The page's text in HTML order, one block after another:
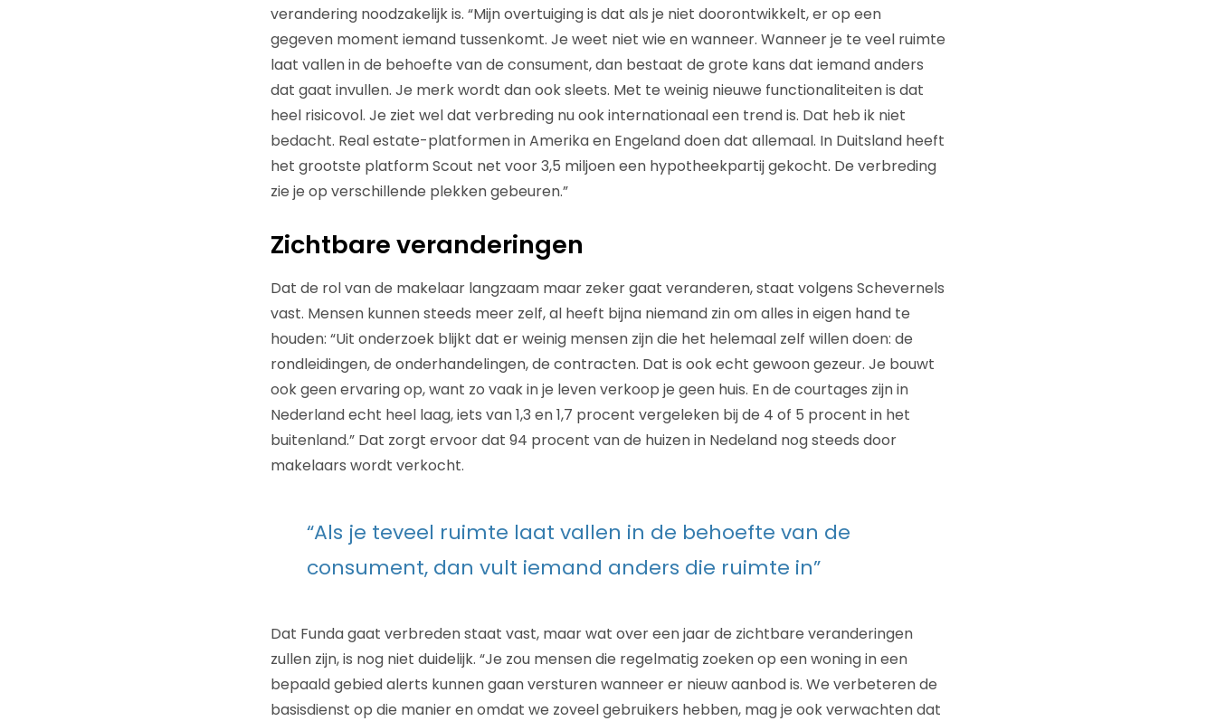
verandering noodzakelijk is. “Mijn overtuiging is dat als je niet doorontwikkelt, er op een
gegeven moment iemand tussenkomt. Je weet niet wie en wanneer. Wanneer je te veel ruimte
laat vallen in de behoefte van de consument, dan bestaat de grote kans dat iemand anders
dat gaat invullen. Je merk wordt dan ook sleets. Met te weinig nieuwe functionaliteiten is dat
heel risicovol. Je ziet wel dat verbreding nu ook internationaal een trend is. Dat heb ik niet
bedacht. Real estate-platformen in Amerika en Engeland doen dat allemaal. In Duitsland heeft
het grootste platform Scout net voor 3,5 miljoen een hypotheekpartij gekocht. De verbreding
zie je op verschillende plekken gebeuren.”
Zichtbare veranderingen
Dat de rol van de makelaar langzaam maar zeker gaat veranderen, staat volgens Schevernels
vast. Mensen kunnen steeds meer zelf, al heeft bijna niemand zin om alles in eigen hand te
houden: “Uit onderzoek blijkt dat er weinig mensen zijn die het helemaal zelf willen doen: de
rondleidingen, de onderhandelingen, de contracten. Dat is ook echt gewoon gezeur. Je bouwt
ook geen ervaring op, want zo vaak in je leven verkoop je geen huis. En de courtages zijn in
Nederland echt heel laag, iets van 1,3 en 1,7 procent vergeleken bij de 4 of 5 procent in het
buitenland.” Dat zorgt ervoor dat 94 procent van de huizen in Nedeland nog steeds door
makelaars wordt verkocht.
“Als je teveel ruimte laat vallen in de behoefte van de
consument, dan vult iemand anders die ruimte in”
Dat Funda gaat verbreden staat vast, maar wat over een jaar de zichtbare veranderingen
zullen zijn, is nog niet duidelijk. “Je zou mensen die regelmatig zoeken op een woning in een
bepaald gebied alerts kunnen gaan versturen wanneer er nieuw aanbod is. We verbeteren de
basisdienst op die manier en omdat we zoveel gebruikers hebben, mag je ook verwachten dat